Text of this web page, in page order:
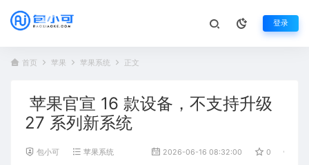
登录
首页 苹果 苹果系统 正文
苹果官宣 16 款设备，不支持升级
27 系列新系统
包小可 苹果系统 2026-06-16 08:32:00 0